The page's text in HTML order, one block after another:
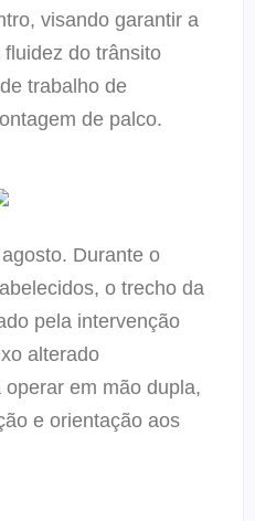
visando garantir a
do trânsito
trabalho de
de palco.
Durante o
o trecho da
pela intervenção
alterado
em mão dupla,
e orientação aos